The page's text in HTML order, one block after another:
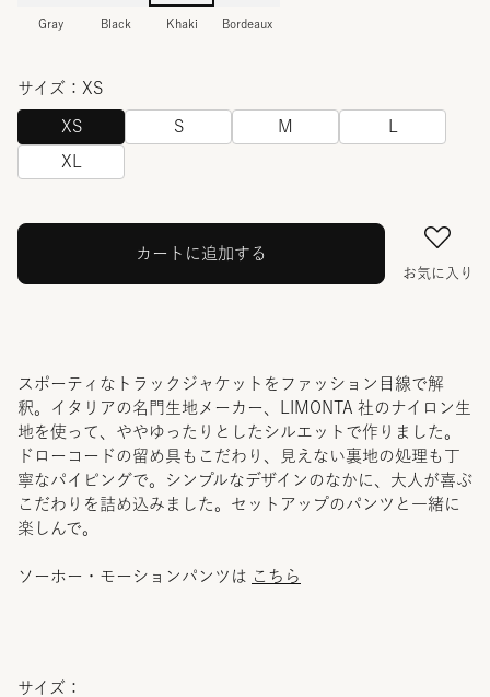
Gray Black Khaki Bordeaux
サイズ：XS
XS S M
XL
カートに追加する
お気に入り
スポーティなトラックジャケットをファッション目線で解
釈。イタリアの名門生地メーカー、LIMONTA 社のナイロン生
地を使って、ややゆったりとしたシルエットで作りました。
ドローコードの留め具もこだわり、見えない裏地の処理も丁
寧なパイピングで。シンプルなデザインのなかに、大人が喜ぶ
こだわりを詰め込みました。セットアップのパンツと一緒に
楽しんで。
ソーホー・モーションパンツは こちら
サイズ：